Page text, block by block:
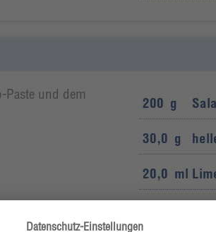
200 g
30,0 g
20,0 ml
Paste und dem